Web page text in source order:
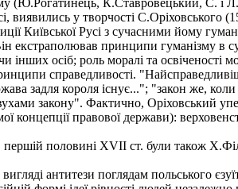
К.Ставровецький, С. і
виявились у творчості
Київської Русі з сучасними йому
екстраполював принципи гуманізму в
осіб; роль моралі та освіченості
справедливості.
задля короля існує..."; "закон же,
закону". Фактично, Оріховський
правової держави):
половині XVII ст. були також
антитези поглядам польського